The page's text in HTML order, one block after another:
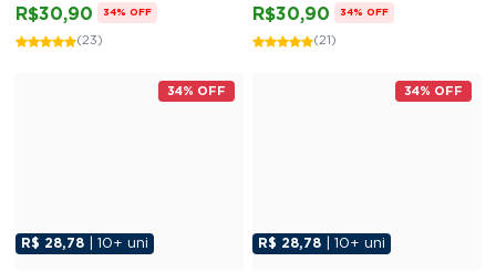
R$30,90 34% OFF
(23)
R$30,90 34% OFF
(21)
34% OFF
R$ 28,78 | 10+ uni
34% OFF
R$ 28,78 | 10+ uni